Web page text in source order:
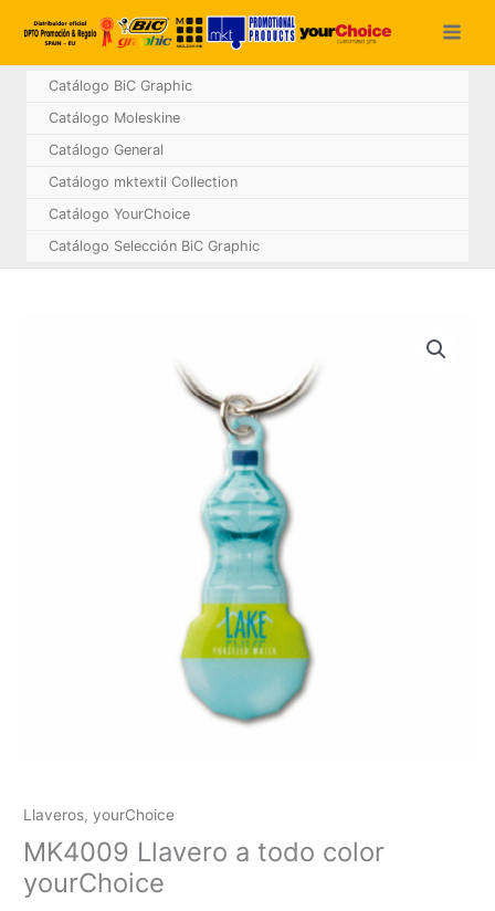
Catálogo BiC Graphic
Catálogo Moleskine
Catálogo General
Catálogo mktextil Collection
Catálogo YourChoice
Catálogo Selección BiC Graphic
Llaveros,yourChoice
MK4009 Llavero a todo color
yourChoice